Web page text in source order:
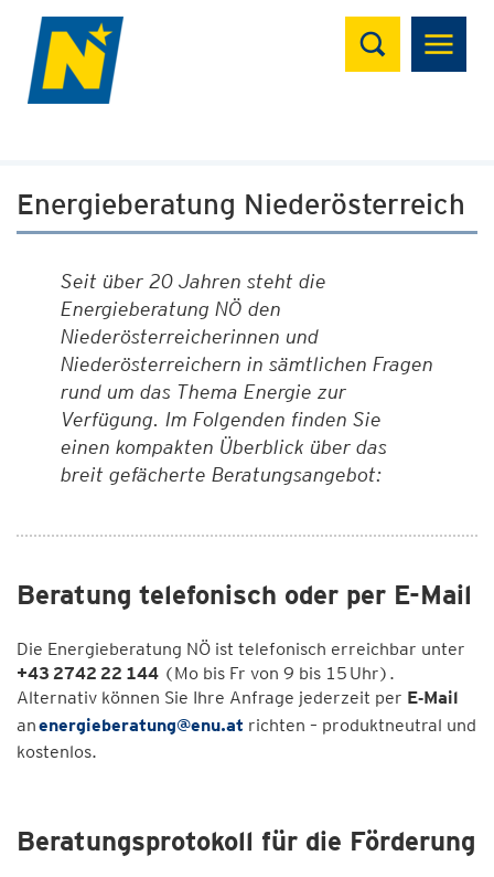
Suchen
Energieberatung Niederösterreich
Seit über 20 Jahren steht die
Energieberatung NÖ den
Niederösterreicherinnen und
Niederösterreichern in sämtlichen Fragen
rund um das Thema Energie zur
Verfügung. Im Folgenden finden Sie
einen kompakten Überblick über das
breit gefächerte Beratungsangebot:
Beratung telefonisch oder per E-Mail
Die Energieberatung NÖ ist telefonisch erreichbar unter
+43 2742 22 144 (Mo bis Fr von 9 bis 15 Uhr).
Alternativ können Sie Ihre Anfrage jederzeit per E‑Mail
anenergieberatung@enu.at richten – produktneutral und
kostenlos.
Beratungsprotokoll für die Förderung